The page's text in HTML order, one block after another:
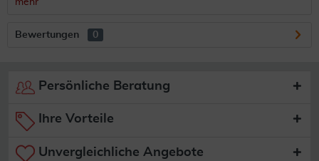
mehr
Bewertungen 0
Persönliche Beratung
Ihre Vorteile
Unvergleichliche Angebote